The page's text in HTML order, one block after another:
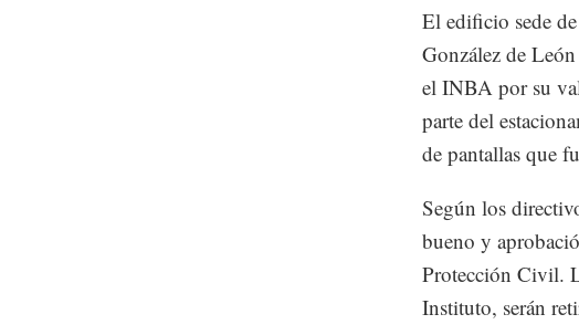
El edificio sede
González de
el INBA por su
parte del
de pantallas que
Según los
bueno y
Protección Civil.
Instituto, serán